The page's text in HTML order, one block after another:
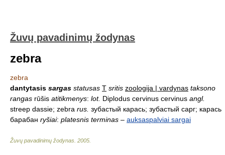
Žuvų pavadinimų žodynas
zebra
zebra
dantytasis sargas statusas T sritis zoologija | vardynas taksono
rangas rūšis atitikmenys: lot. Diplodus cervinus cervinus angl.
streep dassie; zebra rus. зубастый карась; зубастый сарг; карась
барабан ryšiai: platesnis terminas – auksaspalviai sargai
Žuvų pavadinimų žodynas 2005